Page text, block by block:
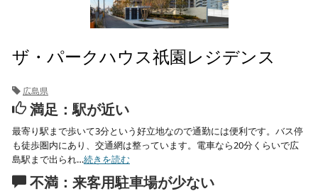
ザ・パークハウス祇園レジデンス
広島県
満足：駅が近い
最寄り駅まで歩いて3分という好立地なので通勤には便利です。バス停
も徒歩圏内にあり、交通網は整っています。電車なら20分くらいで広
島駅まで出られ…続きを読む
不満：来客用駐車場が少ない